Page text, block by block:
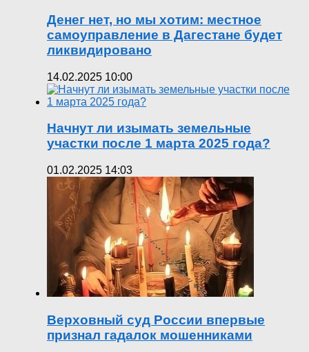
Денег нет, но мы хотим: местное
самоуправление в Дагестане будет
ликвидировано
14.02.2025 10:00
Начнут ли изымать земельные
участки после 1 марта 2025 года?
01.02.2025 14:03
Верховный суд России впервые
признал гадалок мошенниками